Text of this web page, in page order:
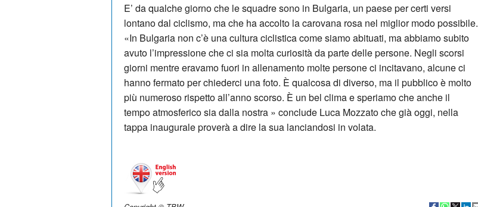
E’ da qualche giorno che le squadre sono in Bulgaria, un paese per certi versi
lontano dal ciclismo, ma che ha accolto la carovana rosa nel miglior modo possibile.
«In Bulgaria non c’è una cultura ciclistica come siamo abituati, ma abbiamo subito
avuto l’impressione che ci sia molta curiosità da parte delle persone. Negli scorsi
giorni mentre eravamo fuori in allenamento molte persone ci incitavano, alcune ci
hanno fermato per chiederci una foto. È qualcosa di diverso, ma il pubblico è molto
più numeroso rispetto all’anno scorso. È un bel clima e speriamo che anche il
tempo atmosferico sia dalla nostra » conclude Luca Mozzato che già oggi, nella
tappa inaugurale proverà a dire la sua lanciandosi in volata.